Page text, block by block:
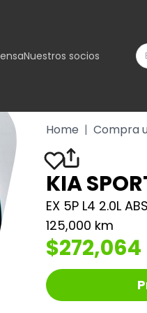
Nuestros socios
Home | Compra
KIA
EX 5P L4 2.0L
125,000 km
$272,064